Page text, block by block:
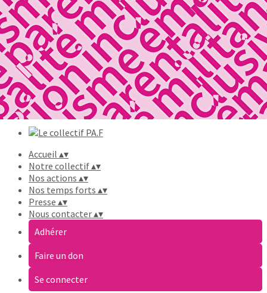
Exporter les lignes sélectionnées
Exporter toutes les colonnes
Exporter uniquement les colonnes affichées
Menu
Ajoutez un logo, un bouton, des réseaux sociaux
Cliquez pour éditer
Accueil ▴▾
Notre collectif▴▾
Nos actions ▴▾
Nos temps forts ▴▾
Presse ▴▾
Nous contacter▴▾
Adhérer
Faire un don
Se connecter